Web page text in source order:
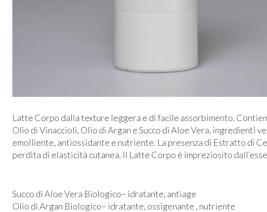
Latte Corpo dalla texture leggera e di facile assorbimento.
Olio di Vinaccioli, Olio di Argan e Succo di Aloe Vera, ingredienti
emolliente, antiossidante e nutriente. La presenza di Estratto di
perdita di elasticità cutanea. Il Latte Corpo è impreziosito
Succo di Aloe Vera Biologico– idratante, antiage
Olio di Argan Biologico– idratante, ossigenante , nutriente